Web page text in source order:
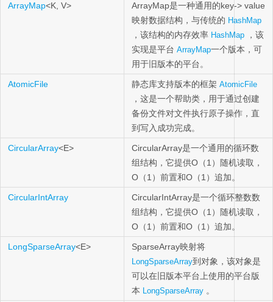
ArrayMap<K, V>
ArrayMap是一种通用的key-> value
映射数据结构，与传统的 HashMap
，该结构的内存效率 HashMap ，该
实现是平台 ArrayMap一个版本，可
用于旧版本的平台。
AtomicFile 静态库支持版本的框架 AtomicFile
，这是一个帮助类，用于通过创建
备份文件对文件执行原子操作，直
到写入成功完成。
CircularArray<E>
CircularArray是一个通用的循环数
组结构，它提供O（1）随机读取，
O（1）前置和O（1）追加。
CircularIntArray
CircularIntArray是一个循环整数数
组结构，它提供O（1）随机读取，
O（1）前置和O（1）追加。
LongSparseArray<E> SparseArray映射将
LongSparseArray到对象，该对象是
可以在旧版本平台上使用的平台版
本 LongSparseArray 。